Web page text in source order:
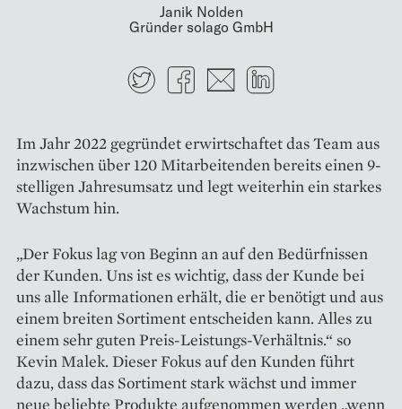
Janik Nolden
Gründer solago GmbH
TwitterFacebook
E-mail
Im Jahr 2022 gegründet erwirtschaftet das Team aus
in­zwischen über 120 Mitarbeitenden bereits einen 9-
stelligen Jahres­umsatz und legt weiterhin ein starkes
Wachstum hin.
„Der Fokus lag von Beginn an auf den Bedürfnissen
der Kunden. Uns ist es wichtig, dass der Kunde bei
uns alle Informationen erhält, die er benötigt und aus
einem breiten Sortiment entscheiden kann. Alles zu
einem sehr guten Preis-Leistungs-Verhältnis.“ so
Kevin Malek. Dieser Fokus auf den Kunden führt
dazu, dass das Sortiment stark wächst und immer
neue beliebte Produkte aufgenommen werden „wenn